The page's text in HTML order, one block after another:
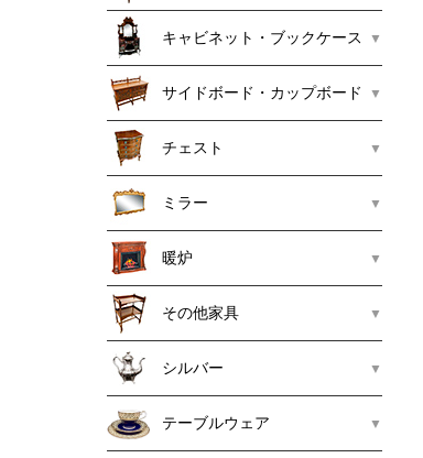
キャビネット・ブックケース
サイドボード・カップボード
チェスト
ミラー
暖炉
その他家具
シルバー
テーブルウェア